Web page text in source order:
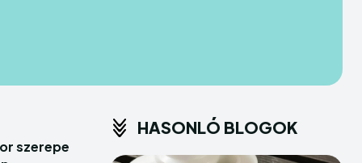
szerepe
HASONLÓ BLOGOK